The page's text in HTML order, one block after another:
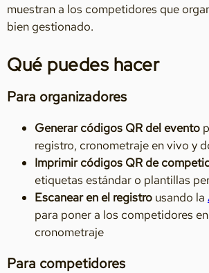
muestran a los competidores que
bien gestionado.
Qué puedes hacer
Para organizadores
Generar códigos QR del evento
registro, cronometraje en vivo y
Imprimir códigos QR de
etiquetas estándar o plantillas
Escanear en el registro usando la
para poner a los competidores
cronometraje
Para competidores